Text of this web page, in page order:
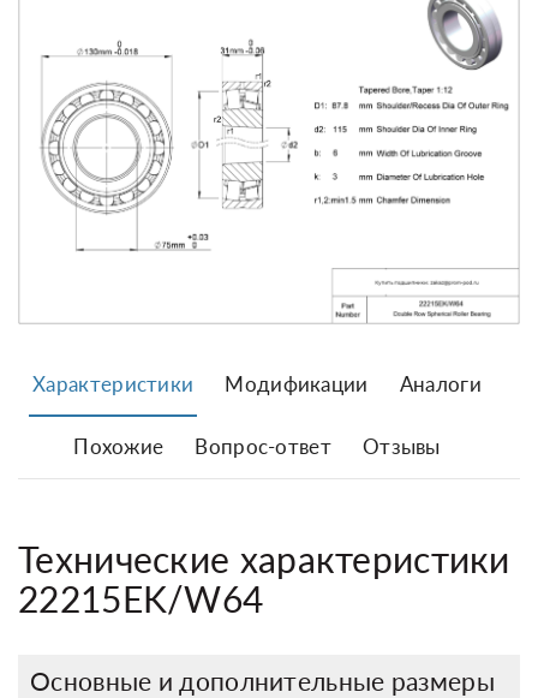
Характеристики Модификации Аналоги
Похожие Вопрос-ответ Отзывы
Технические характеристики
22215EK/W64
Основные и дополнительные размеры